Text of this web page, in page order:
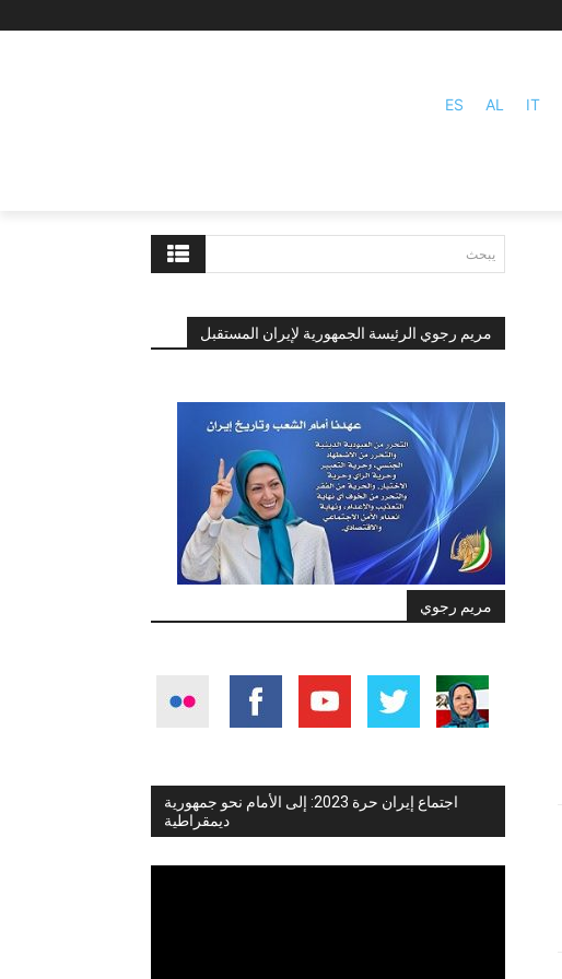
ES AL IT
يبحث
مريم رجوي الرئيسة الجمهورية لإيران المستقبل
مريم رجوي
اجتماع إيران حرة 2023: إلى الأمام نحو جمهورية
ديمقراطية